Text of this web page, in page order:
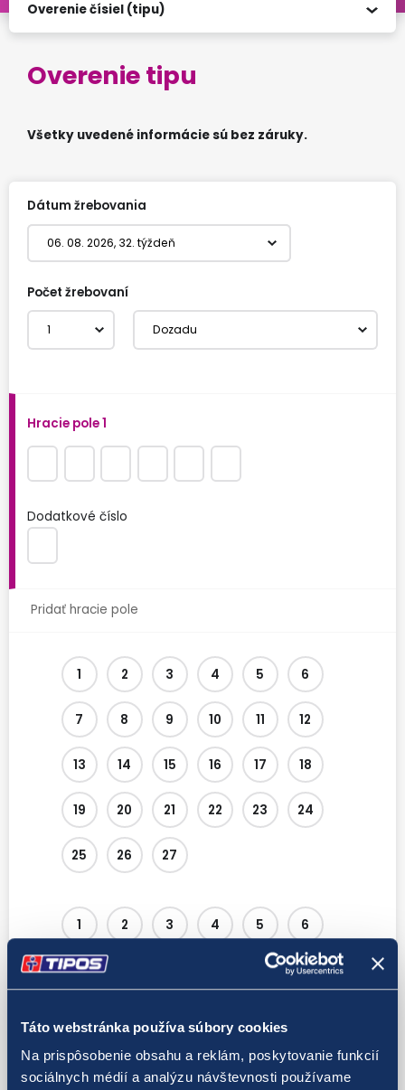
Táto webstránka používa súbory cookies
Na prispôsobenie obsahu a reklám, poskytovanie funkcií
sociálnych médií a analýzu návštevnosti používame
Overenie čísiel (tipu)
Všetko o číselnej lotérii EXTRA VÝPLATA
Štatistika žrebovaní
Všetky lotérie
Overenie tipu
Všetky uvedené informácie sú bez záruky.
Dátum žrebovania
Počet žrebovaní
Hracie pole1
Dodatkové číslo
Pridať hracie pole
1 2 3 4 5 6
7 8 9 10 11 12
13 14 15 16 17 18
19 20 21 22 23 24
25 26 27
1 2 3 4 5 6
7
Zapamätať čísla
Overiť tip